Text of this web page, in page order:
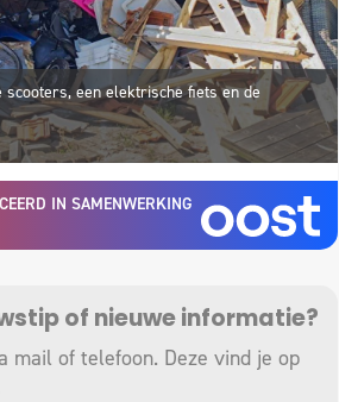
een elektrische fiets en de
IN SAMENWERKING
of nieuwe informatie?
mail of telefoon. Deze vind je op